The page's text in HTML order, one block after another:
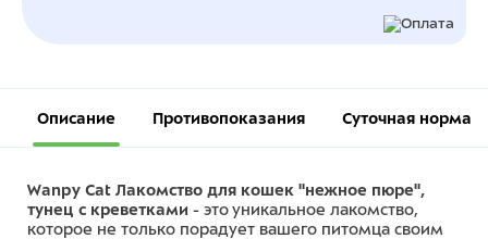
Описание Противопоказания Суточная норма
Wanpy Cat Лакомство для кошек "нежное пюре",
тунец с креветками - это уникальное лакомство,
которое не только порадует вашего питомца своим